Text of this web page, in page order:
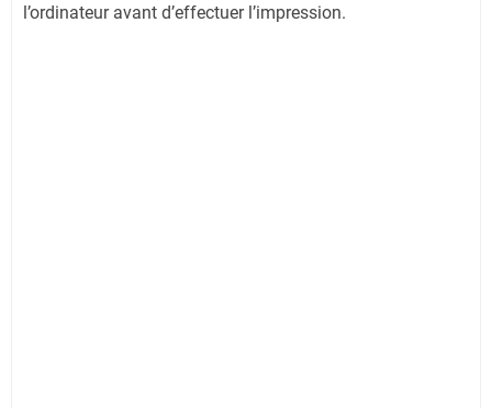
l’ordinateur avant d’effectuer l’impression.